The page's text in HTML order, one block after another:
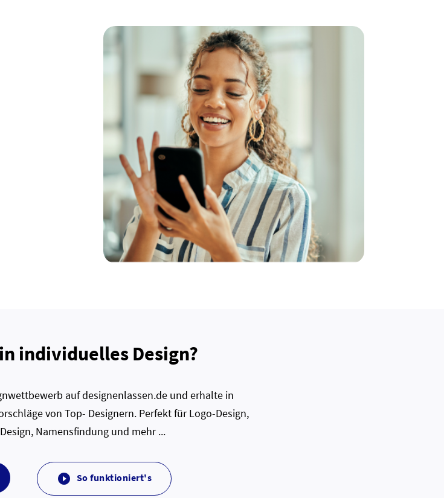
individuelles Design?
auf designenlassen.de und erhalte in
von Top- Designern. Perfekt für Logo-Design,
Namensfindung und mehr ...
 So funktioniert's